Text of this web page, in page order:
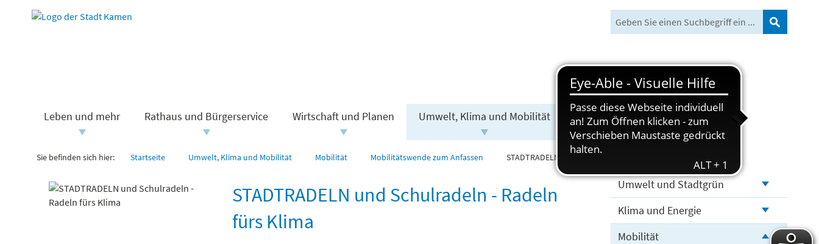
Leben und mehr Rathaus und Bürgerservice Wirtschaft und Planen Umwelt, Klima und Mobilität Freizeit und Tourismus
Sie befinden sich hier: Startseite Umwelt, Klima und Mobilität Mobilität Mobilitätswende zum Anfassen STADTRADELN und Schulradeln - Radeln fürs Klima
STADTRADELN und Schulradeln - Radeln
fürs Klima
Umwelt und Stadtgrün
Klima und Energie
Mobilität